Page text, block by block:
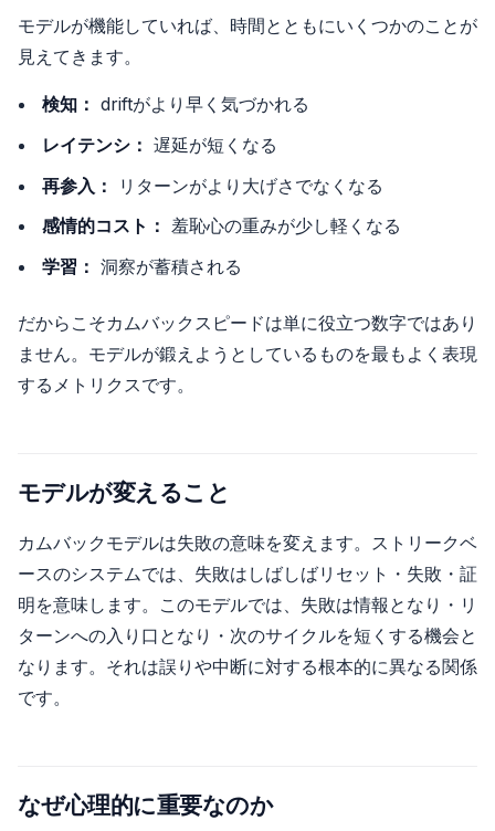
モデルが機能していれば、時間とともにいくつかのことが
見えてきます。
検知： driftがより早く気づかれる
レイテンシ： 遅延が短くなる
再参入：
リターンがより大げさでなくなる
感情的コスト： 羞恥心の重みが少し軽くなる
学習： 洞察が蓄積される
だからこそカムバックスピードは単に役立つ数字ではあり
ません。モデルが鍛えようとしているものを最もよく表現
するメトリクスです。
モデルが変えること
カムバックモデルは失敗の意味を変えます。ストリークベ
ースのシステムでは、失敗はしばしばリセット・失敗・証
明を意味します。このモデルでは、失敗は情報となり・リ
ターンへの入り口となり・次のサイクルを短くする機会と
なります。それは誤りや中断に対する根本的に異なる関係
です。
なぜ心理的に重要なのか